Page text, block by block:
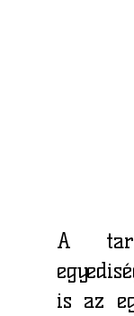
A
is az